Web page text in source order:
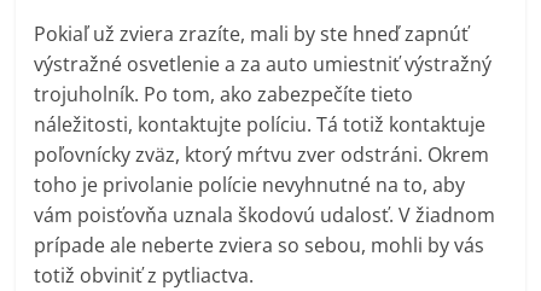
Pokiaľ už zviera zrazíte, mali by ste hneď zapnúť
výstražné osvetlenie a za auto umiestniť výstražný
trojuholník. Po tom, ako zabezpečíte tieto
náležitosti, kontaktujte políciu. Tá totiž kontaktuje
poľovnícky zväz, ktorý mŕtvu zver odstráni. Okrem
toho je privolanie polície nevyhnutné na to, aby
vám poisťovňa uznala škodovú udalosť. V žiadnom
prípade ale neberte zviera so sebou, mohli by vás
totiž obviniť z pytliactva.